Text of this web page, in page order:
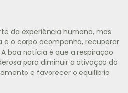
da experiência humana, mas
e o corpo acompanha, recuperar
boa notícia é que a respiração
para diminuir a ativação do
e favorecer o equilíbrio